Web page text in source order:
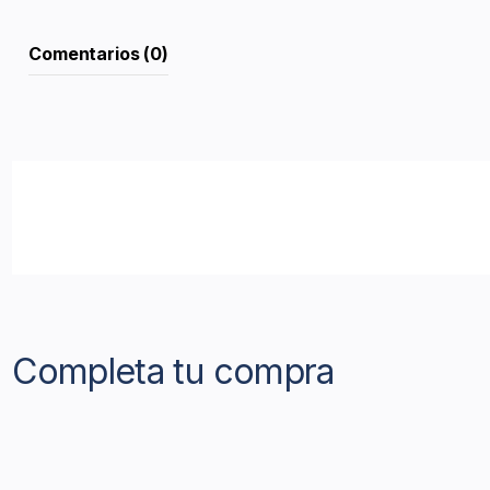
Comentarios (0)
Completa tu compra